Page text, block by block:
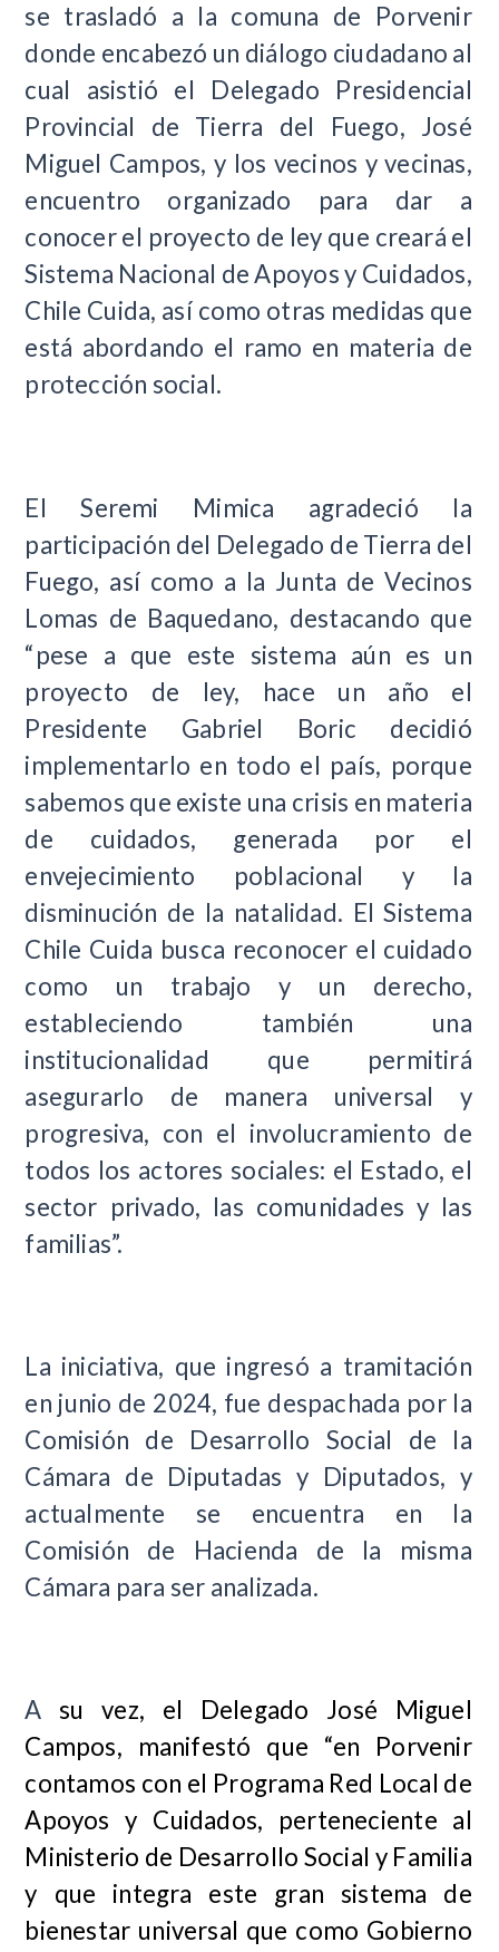
se trasladó a la comuna de Porvenir
donde encabezó un diálogo ciudadano al
cual asistió el Delegado Presidencial
Provincial de Tierra del Fuego, José
Miguel Campos, y los vecinos y vecinas,
encuentro organizado para dar a
conocer el proyecto de ley que creará el
Sistema Nacional de Apoyos y Cuidados,
Chile Cuida, así como otras medidas que
está abordando el ramo en materia de
protección social.
El Seremi Mimica agradeció la
participación del Delegado de Tierra del
Fuego, así como a la Junta de Vecinos
Lomas de Baquedano, destacando que
“pese a que este sistema aún es un
proyecto de ley, hace un año el
Presidente Gabriel Boric decidió
implementarlo en todo el país, porque
sabemos que existe una crisis en materia
de cuidados, generada por el
envejecimiento poblacional y la
disminución de la natalidad. El Sistema
Chile Cuida busca reconocer el cuidado
como un trabajo y un derecho,
estableciendo también una
institucionalidad que permitirá
asegurarlo de manera universal y
progresiva, con el involucramiento de
todos los actores sociales: el Estado, el
sector privado, las comunidades y las
familias”.
La iniciativa, que ingresó a tramitación
en junio de 2024, fue despachada por la
Comisión de Desarrollo Social de la
Cámara de Diputadas y Diputados, y
actualmente se encuentra en la
Comisión de Hacienda de la misma
Cámara para ser analizada.
Asu vez, el Delegado José Miguel
Campos, manifestó que “en Porvenir
contamos con el Programa Red Local de
Apoyos y Cuidados, perteneciente al
Ministerio de Desarrollo Social y Familia
y que integra este gran sistema de
bienestar universal que como Gobierno